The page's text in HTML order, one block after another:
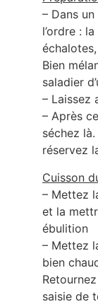
– Dans
l’ordre :
Bien
saladier
– Laissez
– Après
séchez
réservez
Cuisson
– Mettez
et la
ébulition
– Mettez
bien
saisie de